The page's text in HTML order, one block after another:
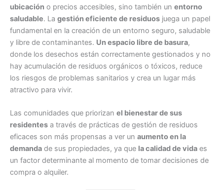
ubicación o precios accesibles, sino también un entorno
saludable. La gestión eficiente de residuos juega un papel
fundamental en la creación de un entorno seguro, saludable
y libre de contaminantes. Un espacio libre de basura,
donde los desechos están correctamente gestionados y no
hay acumulación de residuos orgánicos o tóxicos, reduce
los riesgos de problemas sanitarios y crea un lugar más
atractivo para vivir.
Las comunidades que priorizan el bienestar de sus
residentes a través de prácticas de gestión de residuos
eficaces son más propensas a ver un aumento en la
demanda de sus propiedades, ya que la calidad de vida es
un factor determinante al momento de tomar decisiones de
compra o alquiler.